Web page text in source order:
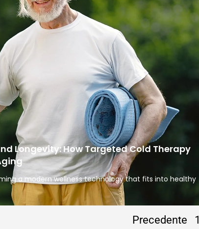
Longevity: How Targeted Cold Therapy
a modern wellness technology that fits into healthy
Precedente 1